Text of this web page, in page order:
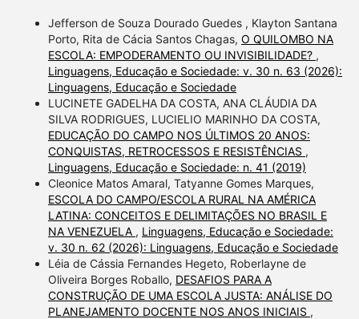
Jefferson de Souza Dourado Guedes , Klayton Santana
Porto, Rita de Cácia Santos Chagas, O QUILOMBO NA
ESCOLA: EMPODERAMENTO OU INVISIBILIDADE? ,
Linguagens, Educação e Sociedade: v. 30 n. 63 (2026):
Linguagens, Educação e Sociedade
LUCINETE GADELHA DA COSTA, ANA CLÁUDIA DA
SILVA RODRIGUES, LUCIELIO MARINHO DA COSTA,
EDUCAÇÃO DO CAMPO NOS ÚLTIMOS 20 ANOS:
CONQUISTAS, RETROCESSOS E RESISTÊNCIAS ,
Linguagens, Educação e Sociedade: n. 41 (2019)
Cleonice Matos Amaral, Tatyanne Gomes Marques,
ESCOLA DO CAMPO/ESCOLA RURAL NA AMÉRICA
LATINA: CONCEITOS E DELIMITAÇÕES NO BRASIL E
NA VENEZUELA , Linguagens, Educação e Sociedade:
v. 30 n. 62 (2026): Linguagens, Educação e Sociedade
Léia de Cássia Fernandes Hegeto, Roberlayne de
Oliveira Borges Roballo, DESAFIOS PARA A
CONSTRUÇÃO DE UMA ESCOLA JUSTA: ANÁLISE DO
PLANEJAMENTO DOCENTE NOS ANOS INICIAIS ,